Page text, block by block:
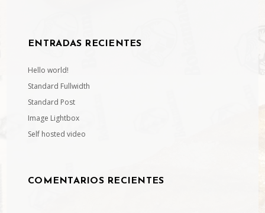
ENTRADAS RECIENTES
Hello world!
Standard Fullwidth
Standard Post
Image Lightbox
Self hosted video
COMENTARIOS RECIENTES